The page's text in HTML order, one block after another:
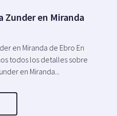
Zunder en Miranda
en Miranda de Ebro En
todos los detalles sobre
en Miranda...